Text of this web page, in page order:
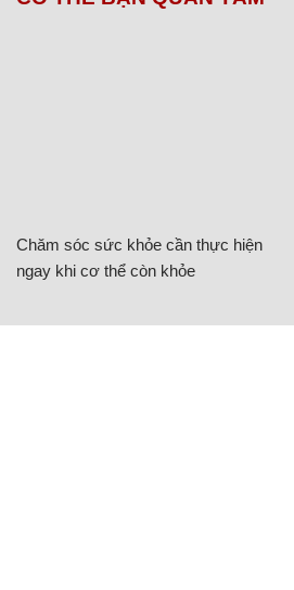
Chăm sóc sức khỏe cần thực hiện
ngay khi cơ thể còn khỏe